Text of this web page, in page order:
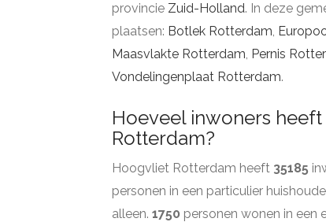
provincie Zuid-Holland. In deze
plaatsen: Botlek Rotterdam,
Maasvlakte Rotterdam, Pernis
Vondelingenplaat Rotterdam.
Hoeveel inwoners
Rotterdam?
Hoogvliet Rotterdam heeft 35185
personen in een particulier
alleen. 1750 personen wonen in een